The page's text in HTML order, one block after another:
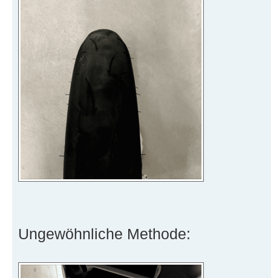
Ungewöhnliche Methode: